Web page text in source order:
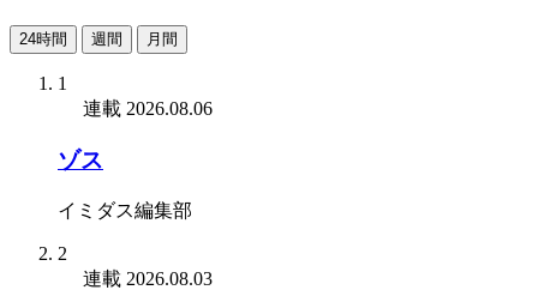
24時間 週間 月間
1
連載 2026.08.06
ゾス
イミダス編集部
2
連載 2026.08.03